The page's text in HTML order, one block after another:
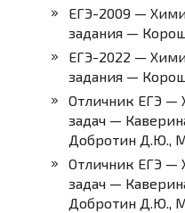
ЕГЭ-2009 —
задания —
ЕГЭ-2022 —
задания —
Отличник ЕГЭ
задач —
Добротин Д.Ю.,
Отличник ЕГЭ
задач —
Добротин Д.Ю.,